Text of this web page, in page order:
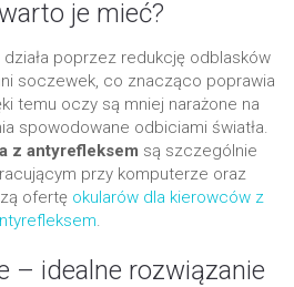
je mieć?
działa poprzez redukcję odblasków
soczewek, co znacząco poprawia
temu oczy są mniej narażone na
spowodowane odbiciami światła.
z antyrefleksem są szczególnie
przy komputerze oraz
ofertę okularów dla kierowców z
.
– idealne rozwiązanie